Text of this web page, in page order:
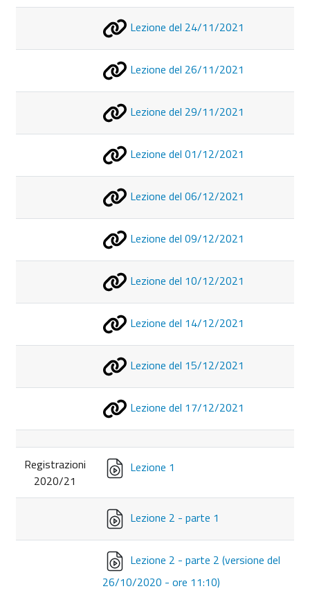
Lezione del 24/11/2021
Lezione del 26/11/2021
Lezione del 29/11/2021
Lezione del 01/12/2021
Lezione del 06/12/2021
Lezione del 09/12/2021
Lezione del 10/12/2021
Lezione del 14/12/2021
Lezione del 15/12/2021
Lezione del 17/12/2021
Registrazioni
2020/21
Lezione 1
Lezione 2 - parte 1
Lezione 2 - parte 2 (versione del
26/10/2020 - ore 11:10)